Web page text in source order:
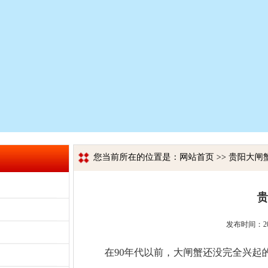
您当前所在的位置是：网站首页 >> 贵阳大闸
发布时间：
在90年代以前，大闸蟹还没完全兴起